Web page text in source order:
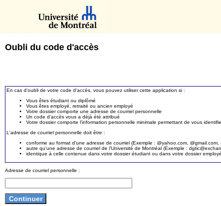
Oubli du code d'accès
En cas d'oubli de votre code d'accès, vous pouvez utiliser cette application si :
Vous êtes étudiant ou diplômé
Vous êtes employé, retraité ou ancien employé
Votre dossier comporte une adresse de courriel personnelle
Un code d'accès vous a déjà été attribué
Votre dossier comporte l'information personnelle minimale permettant de vous
L'adresse de courriel personnelle doit être :
conforme au format d'une adresse de courriel (Exemple : @yahoo.com,
autre qu'une adresse de courriel de l'Université de Montréal (Exemple :
identique à celle contenue dans votre dossier étudiant ou dans votre dossier
Adresse de courriel personnelle :